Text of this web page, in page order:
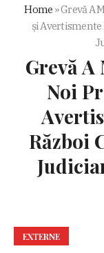
Home »Grevă A
și Avertismente
Grevă
Noi
Război
EXTERNE